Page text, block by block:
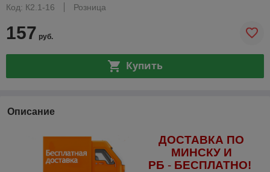
Код: К2.1-16
Розница
157 руб.
Купить
Описание
ДОСТАВКА ПО
МИНСКУ И
РБ - БЕСПЛАТНО!